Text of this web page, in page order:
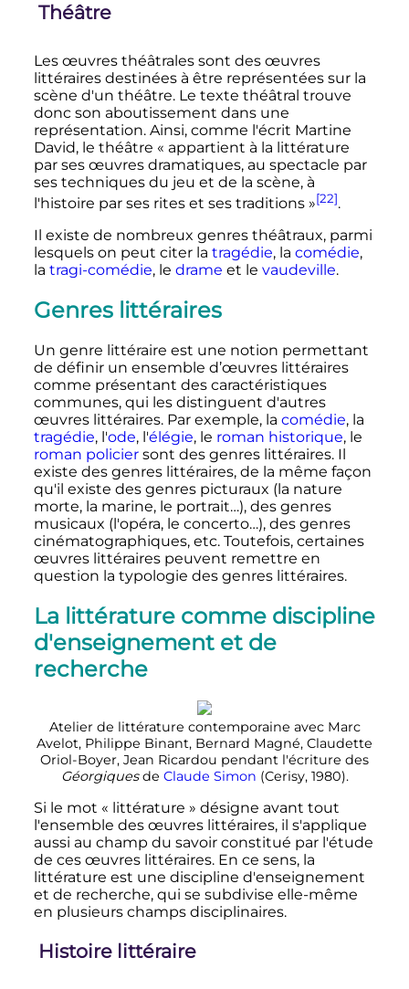
Théâtre
Les œuvres théâtrales sont des œuvres
littéraires destinées à être représentées sur la
scène d'un théâtre. Le texte théâtral trouve
donc son aboutissement dans une
représentation. Ainsi, comme l'écrit Martine
David, le théâtre « appartient à la littérature
par ses œuvres dramatiques, au spectacle par
ses techniques du jeu et de la scène, à
l'histoire par ses rites et ses traditions »[22].
Il existe de nombreux genres théâtraux, parmi
lesquels on peut citer la tragédie, la comédie,
la tragi-comédie, le drame et le vaudeville.
Genres littéraires
Un genre littéraire est une notion permettant
de définir un ensemble d’œuvres littéraires
comme présentant des caractéristiques
communes, qui les distinguent d'autres
œuvres littéraires. Par exemple, la comédie, la
tragédie, l'ode, l'élégie, le roman historique, le
roman policiersont des genres littéraires. Il
existe des genres littéraires, de la même façon
qu'il existe des genres picturaux (la nature
morte, la marine, le portrait…), des genres
musicaux (l'opéra, le concerto…), des genres
cinématographiques, etc. Toutefois, certaines
œuvres littéraires peuvent remettre en
question la typologie des genres littéraires.
La littérature comme discipline
d'enseignement et de
recherche
Atelier de littérature contemporaine avec Marc
Avelot, Philippe Binant, Bernard Magné, Claudette
Oriol-Boyer, Jean Ricardou pendant l'écriture des
Géorgiquesde Claude Simon (Cerisy, 1980).
Si le mot « littérature » désigne avant tout
l'ensemble des œuvres littéraires, il s'applique
aussi au champ du savoir constitué par l'étude
de ces œuvres littéraires. En ce sens, la
littérature est une discipline d'enseignement
et de recherche, qui se subdivise elle-même
en plusieurs champs disciplinaires.
Histoire littéraire